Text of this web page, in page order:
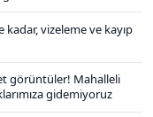
vizeleme ve kayıp
görüntüler! Mahalleli
gidemiyoruz